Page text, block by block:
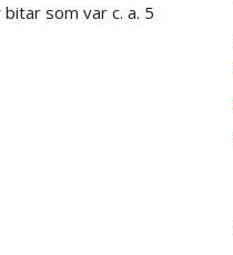
som var c. a. 5